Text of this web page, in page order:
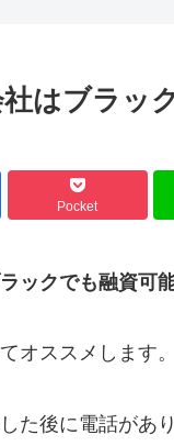
はブラッ
Pocket
ックでも融資可
オススメします。
た後に電話があ